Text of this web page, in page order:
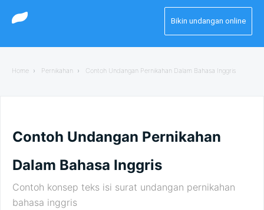
Bikin undangan online
Home › Pernikahan › Contoh Undangan Pernikahan Dalam Bahasa Inggris
Contoh Undangan Pernikahan
Dalam Bahasa Inggris
Contoh konsep teks isi surat undangan pernikahan
bahasa inggris